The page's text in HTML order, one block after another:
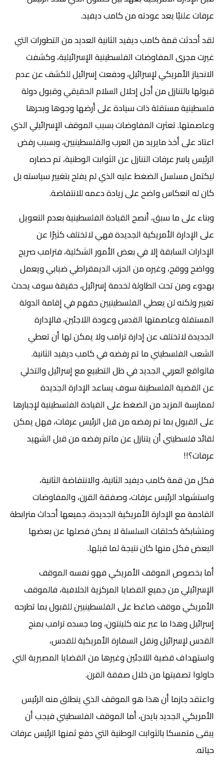
عرفات علنيًا بعد عودته من كامب ديفيد.
لقد أحدثت قمة كامب ديفيد الثانية العديد من التطورات التي
غيرت مجرى المفاوضات الفلسطينية الإسرائيلية، وكشفت
الانحياز الأمريكي لإسرائيل، ودفعت إسرائيل للكشف عن عدم
قبولها بالتنازل من أجل إحلال السلام الحقيقي وقبول دولة
فلسطينية مستقلة ذات سيادة على أرضها وجوها وبحرها
وعاصمتها. تعثرت المفاوضات بسبب الموقف الإسرائيلي الذي
اعتاد على أخذ مايريد من العرب والفلسطينيين، وبسبب رفض
الرئيس ياسر عرفات التنازل عن الثوابت الوطنية، تم حصاره
ليكتمل مسلسل الضغط عليه الذي لم يفلح بتغيير سياسته بل
كان له انعكاس واضح على زيادة دعمه للانتفاضة.
وبناء على ما سبق، أنصح القيادة الفلسطينية بعدم التعويل
على الإدارة الأمريكية الجديدة فهي لاتختلف كثيرًا عن
الإدارات السابقة إلا في بعض الأمور الشكلية، فترامب صريح
وواضح ووقح، وغيره من الحزب الديمقراطي ضبابي ويعمل
بهدوء ومن تحت الطاولة لخدمة إسرائيل، حقيقة سوف يحدث
تغيير ولكنه لن يعطي الفلسطينيين حقهم في إقامة الدولة
المستقلة وعاصمتها القدس وعودة اللاجئين، فالإدارة
الجديدة لاتختلف عن إدارة ترامب ولا يمكن لها أن تعطي
الشعب الفلسطيني ما تم رفضه في كامب ديفيد الثانية.
فالواقع العربي الجديد في ظل التطبيع مع إسرائيل والتخلي
عن القضية الفلسطينة سوف يساعد الإدارة الجديدة
لممارسة المزيد من الضغط على القيادة الفلسطينية لإجبارها
على القبول بما تم رفضه من قبل الرئيس عرفات، فهل يمكن
لقائد فلسطيني أن يتنازل عن ماتم رفضه من قبل الشهيد
عرفات؟!!
فكل من قمة كامب ديفيد الثانية، والانتفاضة الثانية،
واستشهاد الرئيس عرفات، وصفقة القرن، والمفاوضات
القادمة مع الإدارة الأمريكية الجديدة، جميعها أحداث مترابطة
ومتشابكة كحلقات السلسلة لا يمكن فصلها عن بعضها
البعض فكل منها كان نتيجة لما قبلها.
أما بخصوص الموقف الأمريكي فهو نفسه الموقف
الإسرائيلي من جميع القضايا المركزية الخلافية، فالموقف
الأمريكي موقف ضاغط على الفلسطينيين للقبول بما تطرحه
إسرائيل وهذا ما عبر عنه كلينتون، وما جسده ترامب بمنح
القدس لإسرائيل ونقل السفارة الأمريكية للقدس،
واستهداف قضية اللاجئين وغيرها من القضايا المصيرية التي
حاولوا تصفيتها من خلال صفقة القرن.
واعتقد جازما أن هذا هو الموقف الذي ينطلق منه الرئيس
الأمريكي الجديد بايدن، أما الموقف الفلسطيني فيجب أن
يبقى متمسكا بالثوابت الوطنية التي دفع ثمنها الرئيس عرفات
حياته.